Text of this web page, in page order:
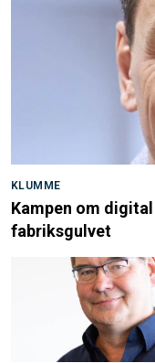
KLUMME
Kampen om
fabriksgulvet